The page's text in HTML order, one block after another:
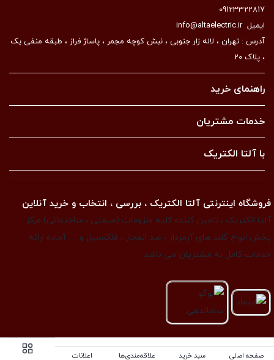
09123322817
ایمیلinfo@altaelectric.ir
آدرس : تهران ، لاله زار جنوبی ، نبش کوچه مجمر ، پاساژ فراز ، طبقه منفی یک
، پلاک 20
راهنمای خرید
خدمات مشتریان
با آلتا الکتریک
فروشگاه اینترنتی آلتا الکتریک ، بررسی ، انتخاب و خرید آنلاین
آلتا الکتریک ، تامین کننده کلیه ملزومات (صنعتی ، ساختمانی) مرکز
پخش انواع گلند های آرمردار ، ضد انفجار ، فلکسیبل و … آماده ارائه
خدمات کامل به مشتریان می باشد.
صفحه اصلی سبد خرید علاقه‌مندی‌ها
اعلانات